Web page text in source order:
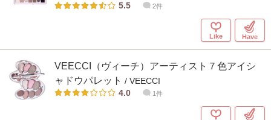
5.5
2件
Like Have
VEECCI（ヴィーチ）アーティスト７色アイシ
ャドウパレット / VEECCI
4.0
1件